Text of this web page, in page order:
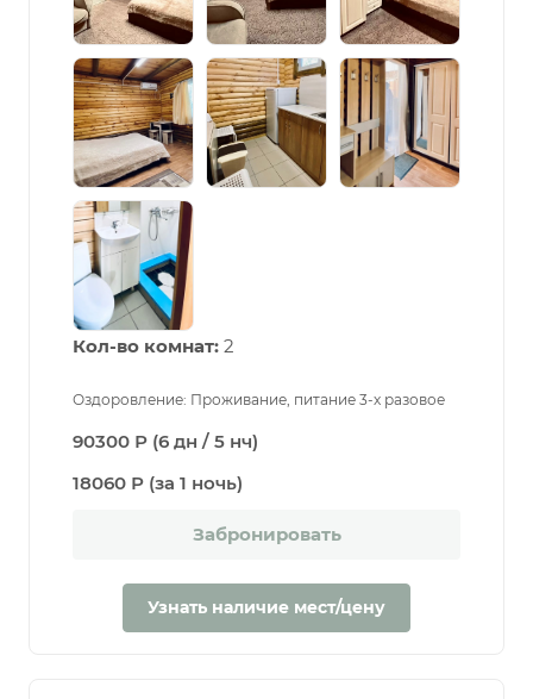
Кол-во комнат: 2
Оздоровление: Проживание, питание 3-х разовое
90300 Р (6 дн / 5 нч)
18060 Р (за 1 ночь)
Забронировать
Узнать наличие мест/цену